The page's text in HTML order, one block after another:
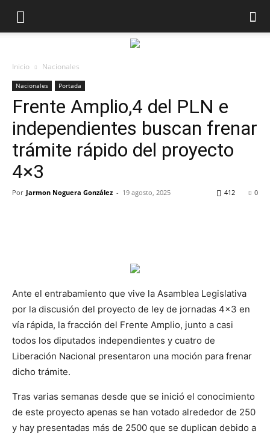
Inicio Nacionales
Nacionales Portada
Frente Amplio,4 del PLN e
independientes buscan frenar
trámite rápido del proyecto
4×3
Por Jarmon Noguera González - 19 agosto, 2025 0
412
Ante el entrabamiento que vive la Asamblea Legislativa
por la discusión del proyecto de ley de jornadas 4×3 en
vía rápida, la fracción del Frente Amplio, junto a casi
todos los diputados independientes y cuatro de
Liberación Nacional presentaron una moción para frenar
dicho trámite.
Tras varias semanas desde que se inició el conocimiento
de este proyecto apenas se han votado alrededor de 250
y hay presentadas más de 2500 que se duplican debido a